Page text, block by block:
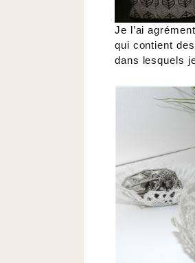
Je l’ai
qui contient
dans lesquels